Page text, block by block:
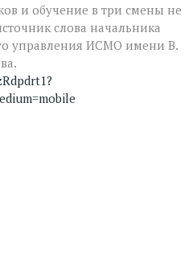
и обучение в три смены не
слова начальника
управления ИСМО имени В.